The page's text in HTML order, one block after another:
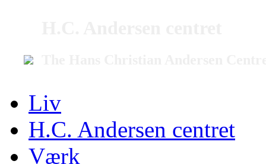
Liv
H.C. Andersen centret
Værk